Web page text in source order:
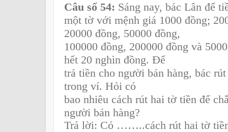
Câu số 54: Sáng nay, bác Lân để
một tờ với mệnh giá 1000 đồng;
20000 đồng, 50000 đồng,
100000 đồng, 200000 đồng và
hết 20 nghìn đồng. Để
trả tiền cho người bán hàng, bác
trong ví. Hỏi có
bao nhiêu cách rút hai tờ tiền để
người bán hàng?
Trả lời: Có ……..cách rút hai tờ